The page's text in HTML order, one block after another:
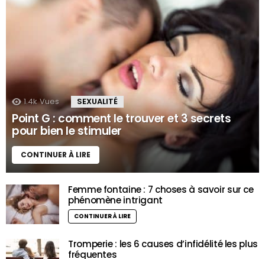
1.4k Vues SEXUALITÉ
Point G : comment le trouver et 3 secrets
pour bien le stimuler
CONTINUER À LIRE
Femme fontaine : 7 choses à savoir sur ce
phénomène intrigant
CONTINUER À LIRE
Tromperie : les 6 causes d’infidélité les plus
fréquentes